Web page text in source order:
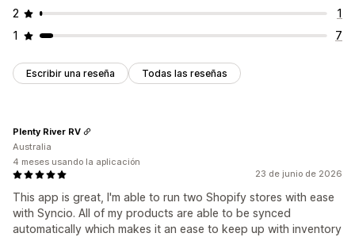
2
1
1
7
Escribir una reseña Todas las reseñas
23 de junio de 2026
This app is great, I'm able to run two Shopify stores with ease
with Syncio. All of my products are able to be synced
automatically which makes it an ease to keep up with inventory
Plenty River RV
Australia
4 meses usando la aplicación